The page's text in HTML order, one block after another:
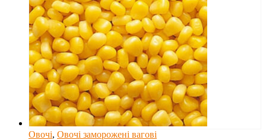
Овочі, Овочі заморожені вагові